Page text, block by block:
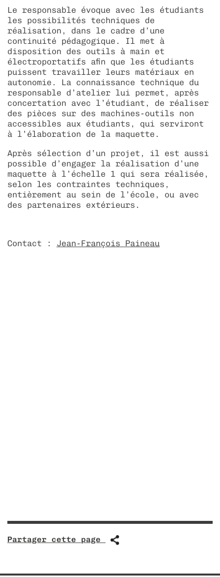
Le responsable évoque avec les étudiants
les possibilités techniques de
réalisation, dans le cadre d’une
continuité pédagogique. Il met à
disposition des outils à main et
électroportatifs afin que les étudiants
puissent travailler leurs matériaux en
autonomie. La connaissance technique du
responsable d’atelier lui permet, après
concertation avec l’étudiant, de réaliser
des pièces sur des machines-outils non
accessibles aux étudiants, qui serviront
à l’élaboration de la maquette.
Après sélection d’un projet, il est aussi
possible d’engager la réalisation d’une
maquette à l’échelle 1 qui sera réalisée,
selon les contraintes techniques,
entièrement au sein de l’école, ou avec
des partenaires extérieurs.
Contact : Jean-François Paineau
Partager cette page